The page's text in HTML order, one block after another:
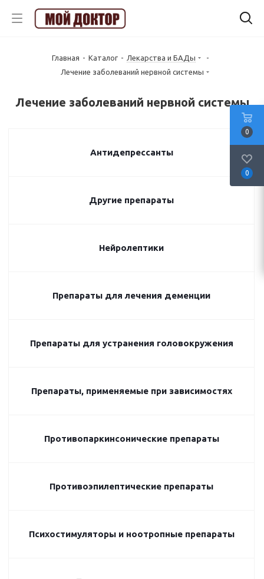
Главная - Каталог - Лекарства и БАДы
-
Лечение заболеваний нервной системы
Лечение заболеваний нервной системы
Антидепрессанты
Другие препараты
Нейролептики
Препараты для лечения деменции
Препараты для устранения головокружения
Препараты, применяемые при зависимостях
Противопаркинсонические препараты
Противоэпилептические препараты
Психостимуляторы и ноотропные препараты
0
0